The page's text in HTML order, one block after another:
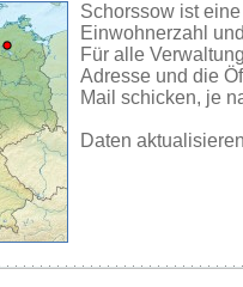
Schorssow ist
Einwohnerzahl
Für alle
Adresse und die
Mail schicken, je
Daten aktualisieren